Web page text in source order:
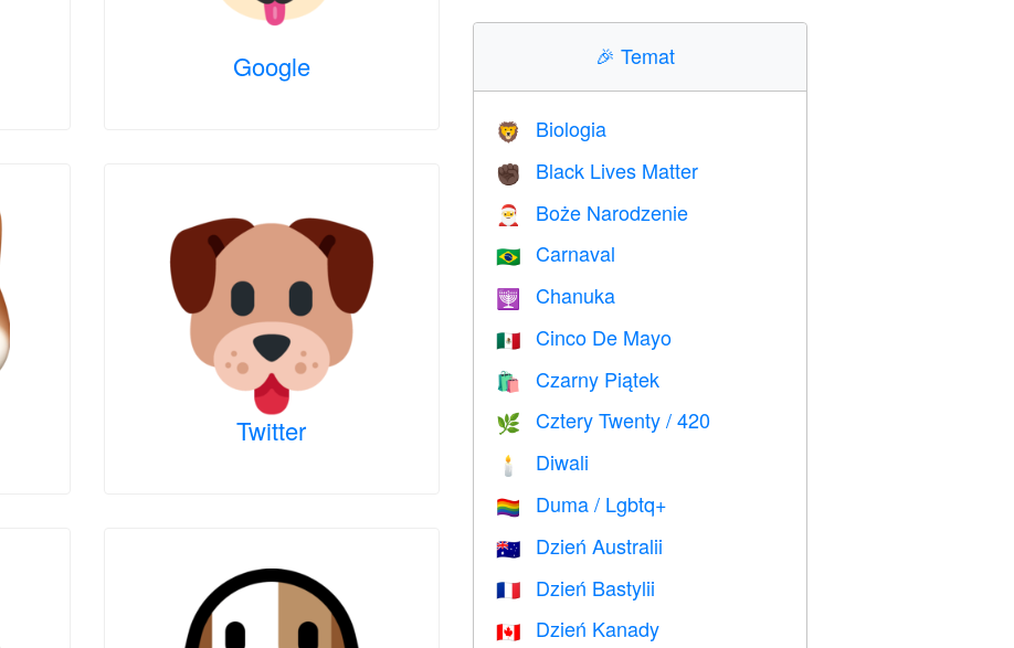
Google
Twitter
🎉 Temat
🦁 Biologia
✊🏿 Black Lives Matter
🎅 Boże Narodzenie
🇧🇷 Carnaval
🕎 Chanuka
🇲🇽 Cinco De Mayo
🛍 Czarny Piątek
🌿 Cztery Twenty / 420
🕯 Diwali
🏳️‍🌈 Duma / Lgbtq+
🇦🇺 Dzień Australii
🇫🇷 Dzień Bastylii
🇨🇦 Dzień Kanady